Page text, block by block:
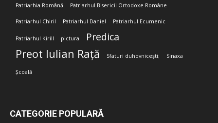
Patriarhia Română Patriarhul Bisericii Ortodoxe Române
Patriarhul Chiril Patriarhul Daniel Patriarhul Ecumenic
Patriarhul Kirill pictura Predica
Preot Iulian Rață Sfaturi duhovnicești; Sinaxa
Școală
CATEGORIE POPULARĂ